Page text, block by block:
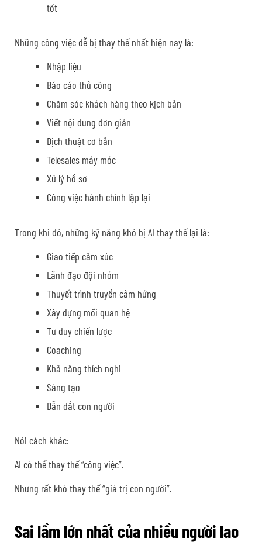
tốt
Những công việc dễ bị thay thế nhất hiện nay là:
Nhập liệu
Báo cáo thủ công
Chăm sóc khách hàng theo kịch bản
Viết nội dung đơn giản
Dịch thuật cơ bản
Telesales máy móc
Xử lý hồ sơ
Công việc hành chính lặp lại
Trong khi đó, những kỹ năng khó bị AI thay thế lại là:
Giao tiếp cảm xúc
Lãnh đạo đội nhóm
Thuyết trình truyền cảm hứng
Xây dựng mối quan hệ
Tư duy chiến lược
Coaching
Khả năng thích nghi
Sáng tạo
Dẫn dắt con người
Nói cách khác:
AI có thể thay thế “công việc”.
Nhưng rất khó thay thế “giá trị con người”.
Sai lầm lớn nhất của nhiều người lao